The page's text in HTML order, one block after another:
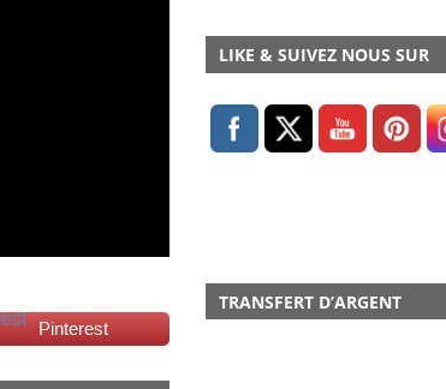
Pinterest
LIKE & SUIVEZ NOUS SUR
TRANSFERT D’ARGENT